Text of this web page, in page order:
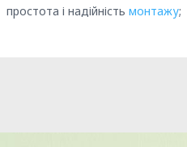
простота і надійність монтажу;